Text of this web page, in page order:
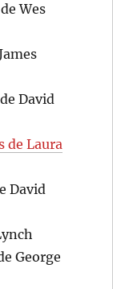
Wes
David
de Laura
David
George